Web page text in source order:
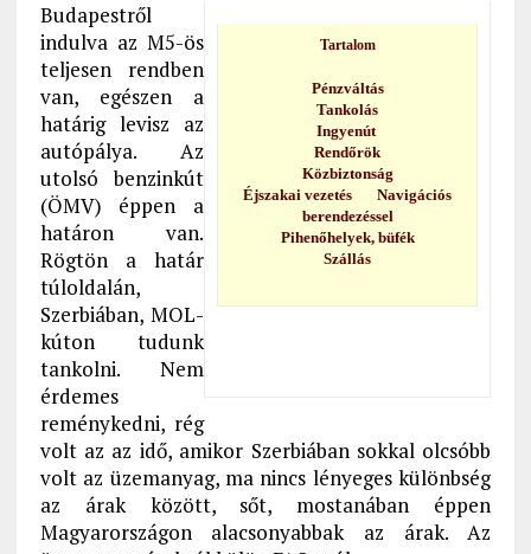
Tartalom
Pénzváltás
Tankolás
Ingyenút
Rendőrök
Közbiztonság
Éjszakai vezetés
Navigációs
berendezéssel
Pihenőhelyek, büfék
Szállás
Budapestről
indulva az M5-ös
teljesen rendben
van, egészen a
határig levisz az
autópálya. Az
utolsó benzinkút
(ÖMV) éppen a
határon van.
Rögtön a határ
túloldalán,
Szerbiában, MOL-
kúton tudunk
tankolni. Nem
érdemes
reménykedni, rég
volt az az idő, amikor Szerbiában sokkal olcsóbb
volt az üzemanyag, ma nincs lényeges különbség
az árak között, sőt, mostanában éppen
Magyarországon alacsonyabbak az árak. Az